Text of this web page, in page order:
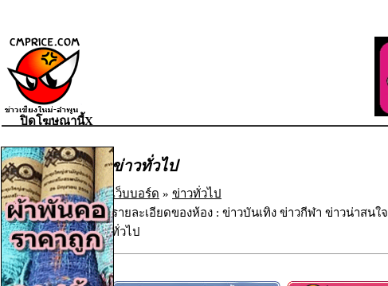
ข่าวทั่วไป
เว็บบอร์ด » ข่าวทั่วไป
รายละเอียดของห้อง : ข่าวบันเทิง ข่าวกีฬา ข่าวน่าสนใจ
ทั่วไป
ปิดโฆษณานี้X